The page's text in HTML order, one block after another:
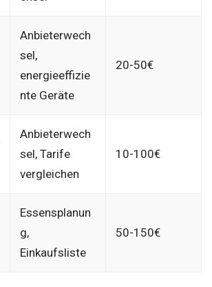
Anbieterwech
sel,
energieeffizie
nte Geräte
20-50€
Anbieterwech
sel, Tarife
vergleichen
10-100€
Essensplanun
g,
Einkaufsliste
50-150€